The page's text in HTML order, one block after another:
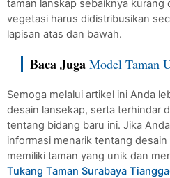
taman lanskap sebaiknya kurang
vegetasi harus didistribusikan
lapisan atas dan bawah.
Baca Juga Model Taman
Semoga melalui artikel ini Anda
desain lansekap, serta terhindar
tentang bidang baru ini. Jika
informasi menarik tentang
Tukang Taman Surabaya